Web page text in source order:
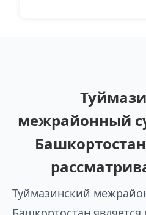
межрайонный
Туймазинский